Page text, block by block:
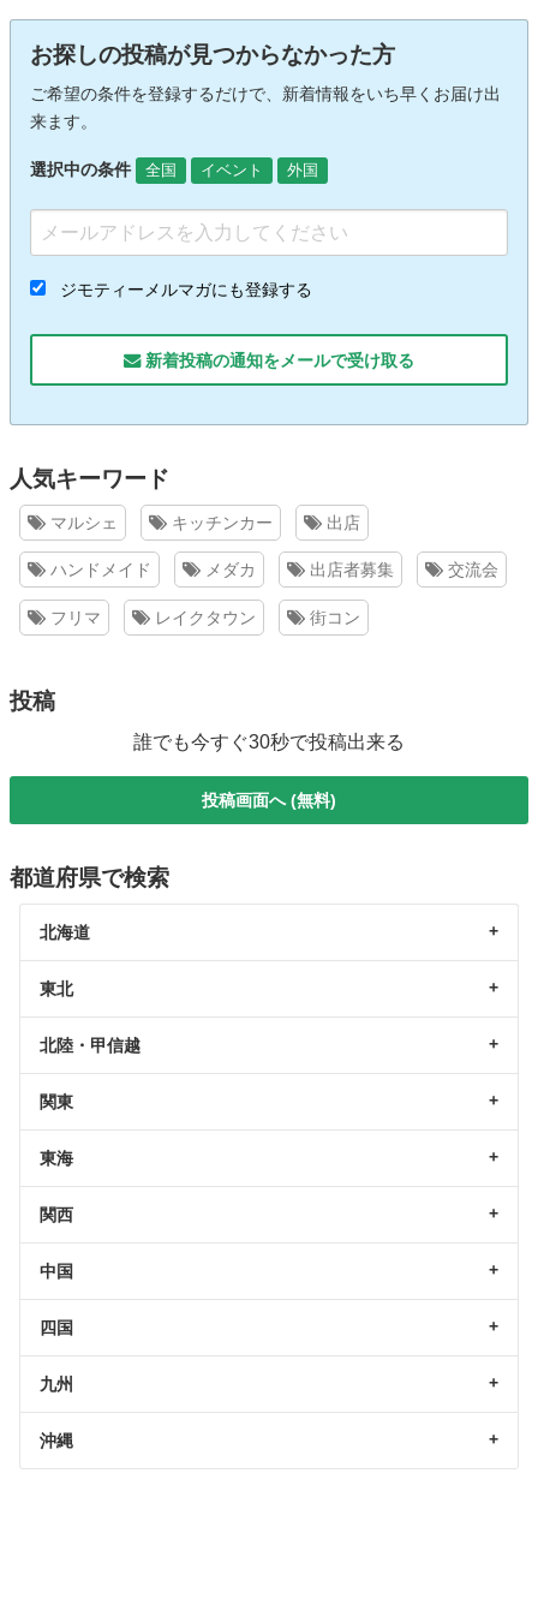
お探しの投稿が見つからなかった方
ご希望の条件を登録するだけで、新着情報をいち早くお届け出
来ます。
選択中の条件 全国 イベント 外国
ジモティーメルマガにも登録する
新着投稿の通知をメールで受け取る
人気キーワード
マルシェ キッチンカー 出店
ハンドメイド メダカ 出店者募集 交流会
フリマ レイクタウン 街コン
投稿
誰でも今すぐ30秒で投稿出来る
投稿画面へ (無料)
都道府県で検索
北海道
東北
北陸・甲信越
関東
東海
関西
中国
四国
九州
沖縄